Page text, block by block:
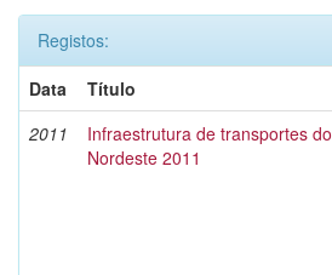
Registos:
Data
Título
2011
Infraestrutura de transportes do
Nordeste 2011